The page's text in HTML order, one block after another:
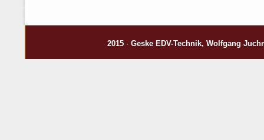
2015 · Geske EDV-Technik, Wolfgang